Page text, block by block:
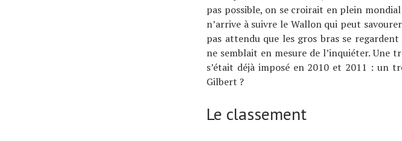
pas possible, on se croirait en plein
n’arrive à suivre le Wallon qui peut
pas attendu que les gros bras se
ne semblait en mesure de l’inquiéter. Une
s’était déjà imposé en 2010 et 2011 : un
Gilbert ?
Le classement